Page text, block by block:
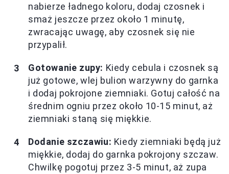
nabierze ładnego koloru, dodaj czosnek i
smaż jeszcze przez około 1 minutę,
zwracając uwagę, aby czosnek się nie
przypalił.
Gotowanie zupy: Kiedy cebula i czosnek są
już gotowe, wlej bulion warzywny do garnka
i dodaj pokrojone ziemniaki. Gotuj całość na
średnim ogniu przez około 10-15 minut, aż
ziemniaki staną się miękkie.
Dodanie szczawiu: Kiedy ziemniaki będą już
miękkie, dodaj do garnka pokrojony szczaw.
Chwilkę pogotuj przez 3-5 minut, aż zupa